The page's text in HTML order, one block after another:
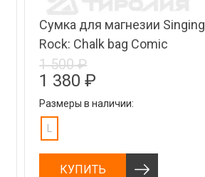
Сумка для магнезии Singing
Rock: Chalk bag Comic
1 500 ₽
1 380 ₽
Размеры в наличии:
КУПИТЬ